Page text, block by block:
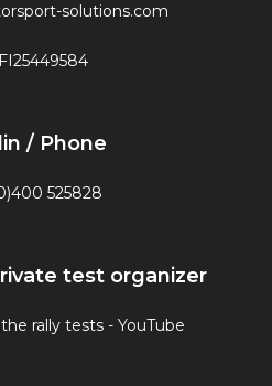
solutions.com
/ Phone
525828
test organizer
rally tests - YouTube